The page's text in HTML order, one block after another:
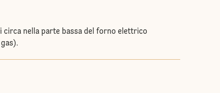
circa nella parte bassa del forno elettrico